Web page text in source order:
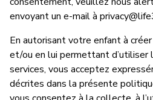
envoyant un e-mail à
En autorisant votre enfant à
et/ou en lui permettant d’utiliser
services, vous acceptez
décrites dans la présente